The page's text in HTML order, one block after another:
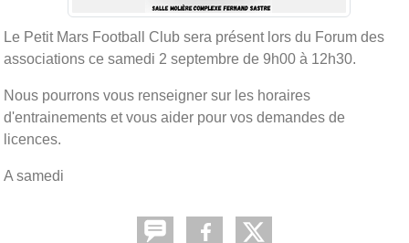
Le Petit Mars Football Club sera présent lors du Forum des
associations ce samedi 2 septembre de 9h00 à 12h30.
Nous pourrons vous renseigner sur les horaires
d'entrainements et vous aider pour vos demandes de
licences.
A samedi